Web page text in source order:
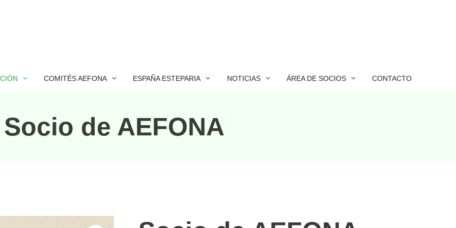
COMITÉS AEFONA ESPAÑA ESTEPARIA NOTICIAS ÁREA DE SOCIOS CONTACTO
Socio de AEFONA